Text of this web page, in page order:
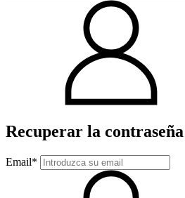
Recuperar la contraseña
Email*